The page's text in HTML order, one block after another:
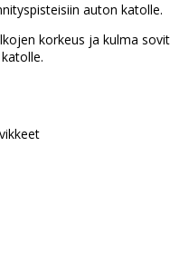
auton katolle.
korkeus ja kulma